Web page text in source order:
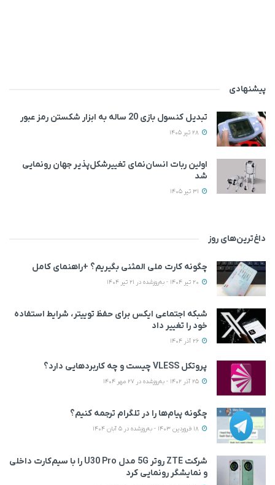
پیشنهادی
تبدیل کنسول بازی 20 ساله به ابزار شکستن رمز عبور
اولین ربات انسان‌نمای تغییرشکل‌پذیر جهان رونمایی
شد
داغ‌ترین‌های روز
چگونه کارت ملی المثنی بگیریم؟ +راهنمای کامل
شبکه اجتماعی ایکس برای حفظ توییتر، شرایط استفاده
خود را تغییر داد
پروتکل VLESS چیست و چه کاربردهایی دارد؟
چگونه پیام‌ها را در تلگرام ترجمه کنیم؟
شرکت ZTE روتر 5G مدل U30 Pro را با سیم‌کارت داخلی
و نمایشگر رونمایی کرد